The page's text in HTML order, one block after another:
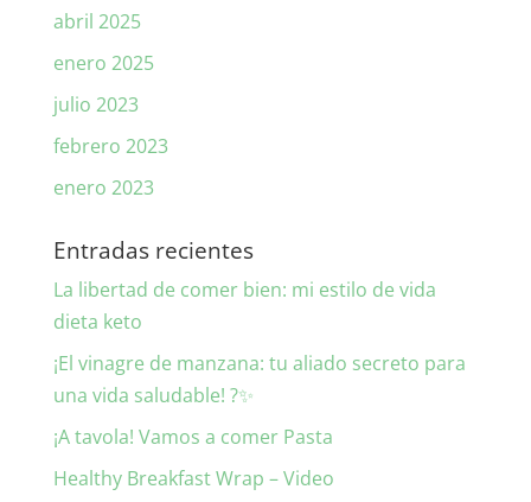
abril 2025
enero 2025
julio 2023
febrero 2023
enero 2023
Entradas recientes
La libertad de comer bien: mi estilo de vida
dieta keto
¡El vinagre de manzana: tu aliado secreto para
una vida saludable! ?✨
¡A tavola! Vamos a comer Pasta
Healthy Breakfast Wrap – Video